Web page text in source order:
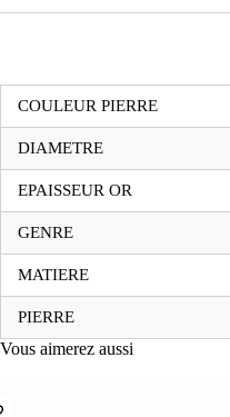
COULEUR PIERRE
DIAMETRE
EPAISSEUR OR
GENRE
MATIERE
PIERRE
Vous aimerez aussi